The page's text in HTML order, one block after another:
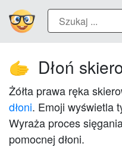
🫱 Dłoń
Żółta prawa ręka
dłoni. Emoji wyświetla
Wyraża proces
pomocnej dłoni.